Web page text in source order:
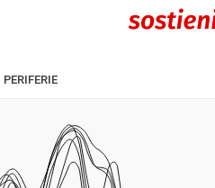
PERIFERIE